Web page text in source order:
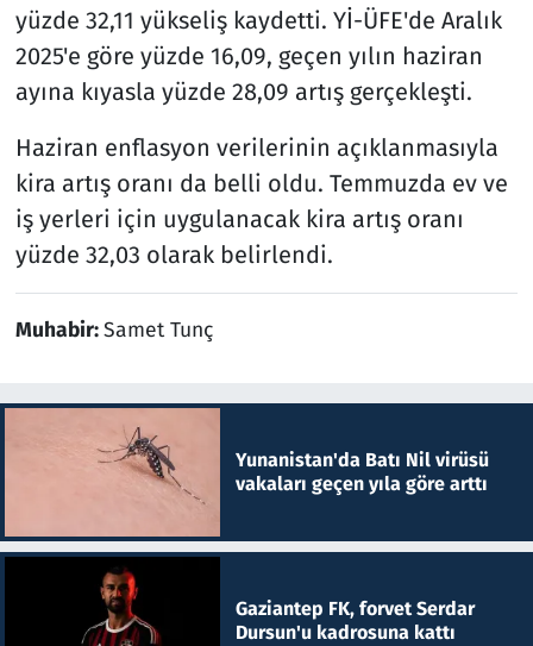
yüzde 32,11 yükseliş kaydetti. Yİ-ÜFE'de Aralık
2025'e göre yüzde 16,09, geçen yılın haziran
ayına kıyasla yüzde 28,09 artış gerçekleşti.
Haziran enflasyon verilerinin açıklanmasıyla
kira artış oranı da belli oldu. Temmuzda ev ve
iş yerleri için uygulanacak kira artış oranı
yüzde 32,03 olarak belirlendi.
Muhabir:Samet Tunç
Yunanistan'da Batı Nil virüsü
vakaları geçen yıla göre arttı
Gaziantep FK, forvet Serdar
Dursun'u kadrosuna kattı